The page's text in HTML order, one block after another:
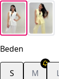
Beden
S M